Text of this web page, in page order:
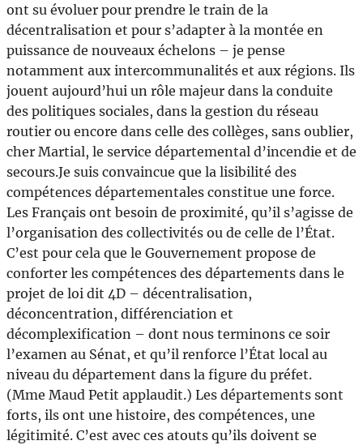
ont su évoluer pour prendre le train de la
décentralisation et pour s’adapter à la montée en
puissance de nouveaux échelons – je pense
notamment aux intercommunalités et aux régions. Ils
jouent aujourd’hui un rôle majeur dans la conduite
des politiques sociales, dans la gestion du réseau
routier ou encore dans celle des collèges, sans oublier,
cher Martial, le service départemental d’incendie et de
secours.Je suis convaincue que la lisibilité des
compétences départementales constitue une force.
Les Français ont besoin de proximité, qu’il s’agisse de
l’organisation des collectivités ou de celle de l’État.
C’est pour cela que le Gouvernement propose de
conforter les compétences des départements dans le
projet de loi dit 4D – décentralisation,
déconcentration, différenciation et
décomplexification – dont nous terminons ce soir
l’examen au Sénat, et qu’il renforce l’État local au
niveau du département dans la figure du préfet.
(Mme Maud Petit applaudit.) Les départements sont
forts, ils ont une histoire, des compétences, une
légitimité. C’est avec ces atouts qu’ils doivent se